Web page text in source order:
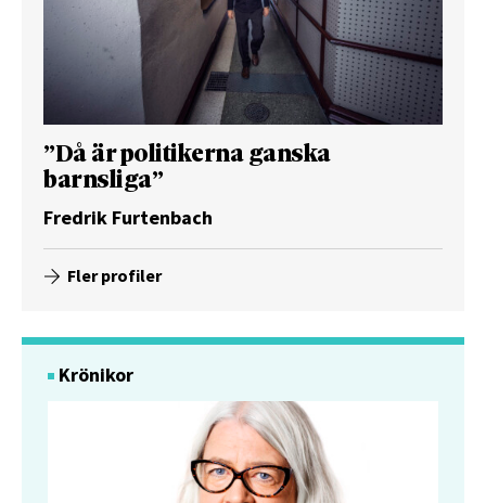
”Då är politikerna ganska
barnsliga”
Fredrik Furtenbach
Fler profiler
Krönikor